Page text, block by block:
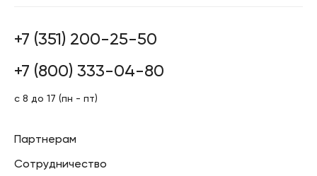
Партнерам
Сотрудничество
+7 (351) 200-25-50
+7 (800) 333-04-80
с 8 до 17 (пн - пт)